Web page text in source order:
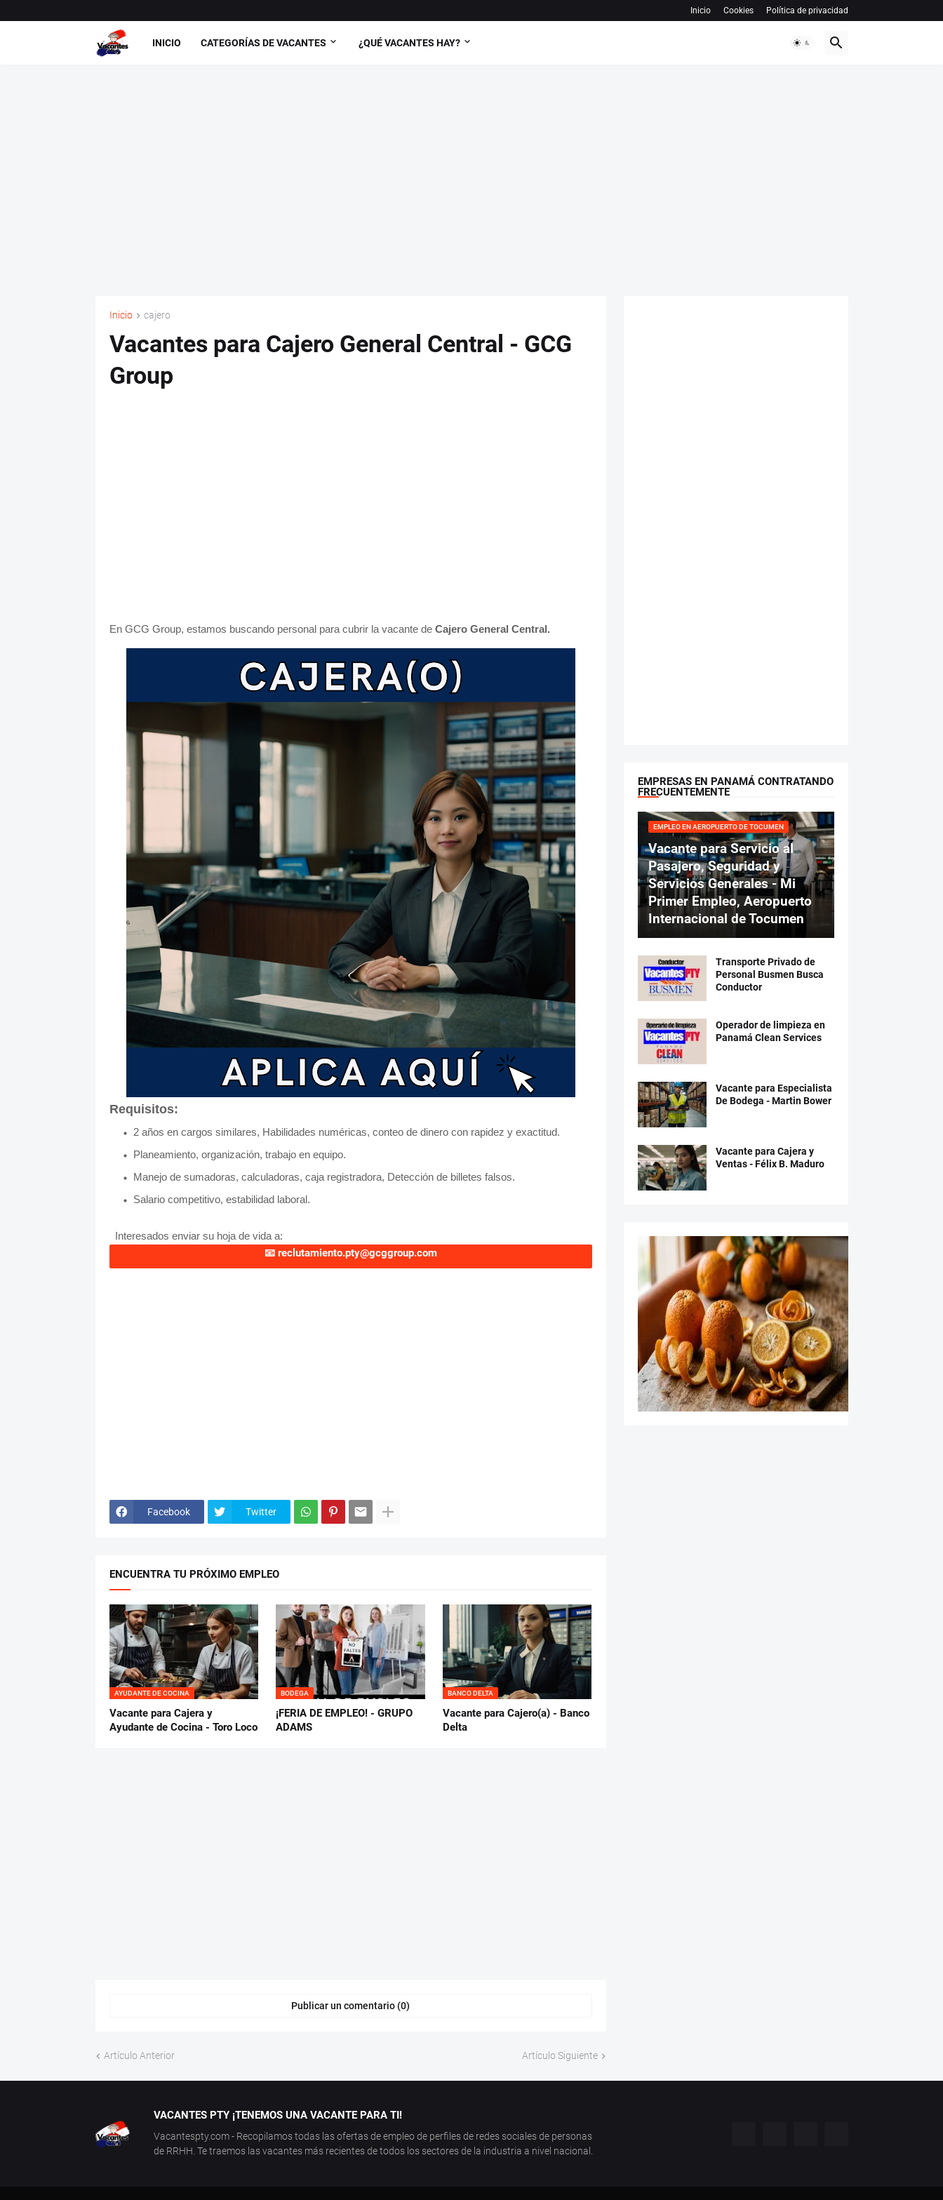
Inicio Cookies Política de privacidad
INICIO CATEGORÍAS DE VACANTES ¿QUÉ VACANTES HAY?
Inicio cajero
Vacantes para Cajero General Central - GCG
Group
En GCG Group, estamos buscando personal para cubrir la vacante de Cajero General Central.
Requisitos:
2 años en cargos similares, Habilidades numéricas, conteo de dinero con rapidez y exactitud.
Planeamiento, organización, trabajo en equipo.
Manejo de sumadoras, calculadoras, caja registradora, Detección de billetes falsos.
Salario competitivo, estabilidad laboral.
Interesados enviar su hoja de vida a:
📧 reclutamiento.pty@gcggroup.com
Facebook Twitter
ENCUENTRA TU PRÓXIMO EMPLEO
AYUDANTE DE COCINA
Vacante para Cajera y
Ayudante de Cocina - Toro Loco
BODEGA
¡FERIA DE EMPLEO! - GRUPO
ADAMS
BANCO DELTA
Vacante para Cajero(a) - Banco
Delta
Publicar un comentario (0)
Artículo Anterior Artículo Siguiente
EMPRESAS EN PANAMÁ CONTRATANDO
FRECUENTEMENTE
EMPLEO EN AEROPUERTO DE TOCUMEN
Vacante para Servicio al
Pasajero, Seguridad y
Servicios Generales - Mi
Primer Empleo, Aeropuerto
Internacional de Tocumen
Transporte Privado de
Personal Busmen Busca
Conductor
Operador de limpieza en
Panamá Clean Services
Vacante para Especialista
De Bodega - Martin Bower
Vacante para Cajera y
Ventas - Félix B. Maduro
VACANTES PTY ¡TENEMOS UNA VACANTE PARA TI!
Vacantespty.com - Recopilamos todas las ofertas de empleo de perfiles de redes sociales de personas
de RRHH. Te traemos las vacantes más recientes de todos los sectores de la industria a nivel nacional.